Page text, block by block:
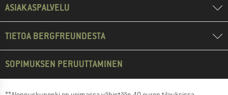
ASIAKASPALVELU
TIETOA BERGFREUNDESTA
SOPIMUKSEN PERUUTTAMINEN